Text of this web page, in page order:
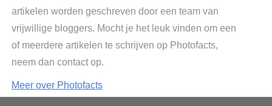
artikelen worden geschreven door een team van
vrijwillige bloggers. Mocht je het leuk vinden om een
of meerdere artikelen te schrijven op Photofacts,
neem dan contact op.
Meer over Photofacts